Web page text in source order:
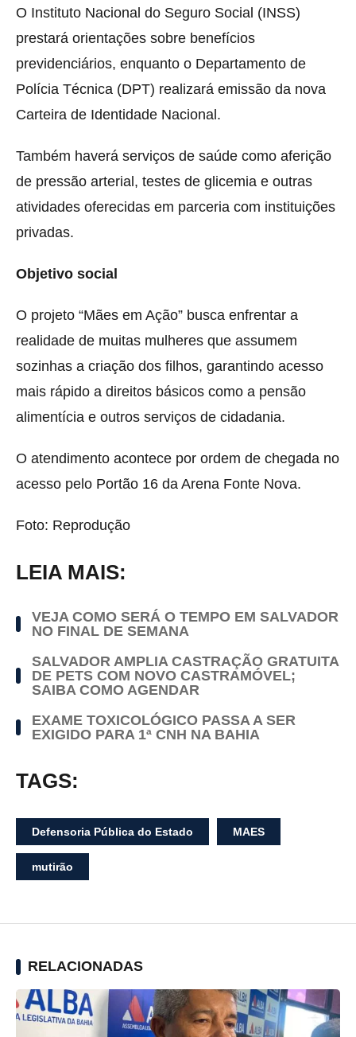
O Instituto Nacional do Seguro Social (INSS)
prestará orientações sobre benefícios
previdenciários, enquanto o Departamento de
Polícia Técnica (DPT) realizará emissão da nova
Carteira de Identidade Nacional.
Também haverá serviços de saúde como aferição
de pressão arterial, testes de glicemia e outras
atividades oferecidas em parceria com instituições
privadas.
Objetivo social
O projeto “Mães em Ação” busca enfrentar a
realidade de muitas mulheres que assumem
sozinhas a criação dos filhos, garantindo acesso
mais rápido a direitos básicos como a pensão
alimentícia e outros serviços de cidadania.
O atendimento acontece por ordem de chegada no
acesso pelo Portão 16 da Arena Fonte Nova.
Foto: Reprodução
LEIA MAIS:
VEJA COMO SERÁ O TEMPO EM SALVADOR
NO FINAL DE SEMANA
SALVADOR AMPLIA CASTRAÇÃO GRATUITA
DE PETS COM NOVO CASTRAMÓVEL;
SAIBA COMO AGENDAR
EXAME TOXICOLÓGICO PASSA A SER
EXIGIDO PARA 1ª CNH NA BAHIA
TAGS:
Defensoria Pública do Estado MAES
mutirão
RELACIONADAS